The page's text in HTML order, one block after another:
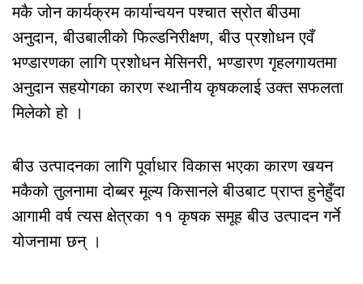
मकै जोन कार्यक्रम कार्यान्वयन पश्चात स्रोत बीउमा
अनुदान, बीउबालीको फिल्डनिरीक्षण, बीउ प्रशोधन एवँ
भण्डारणका लागि प्रशोधन मेसिनरी, भण्डारण गृहलगायतमा
अनुदान सहयोगका कारण स्थानीय कृषकलाई उक्त सफलता
मिलेको हो ।
बीउ उत्पादनका लागि पूर्वाधार विकास भएका कारण खयन
मकैको तुलनामा दोब्बर मूल्य किसानले बीउबाट प्राप्त हुनेहुँदा
आगामी वर्ष त्यस क्षेत्रका ११ कृषक समूह बीउ उत्पादन गर्ने
योजनामा छन् ।